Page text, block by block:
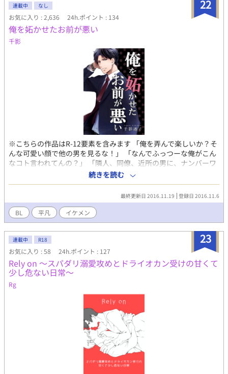
22
連載中 なし
お気に入り : 2,636 24h.ポイント : 134
俺を妬かせたお前が悪い
千影
※こちらの作品はR-12要素を含みます 「俺を弄んで楽しいか？そ
んな可愛い顔で他の男を見るな！」 「なんでふっつーな俺がこん
なコト言われてんの？」 「隣人、同僚、近所の男に、ナンバーワ
ンホスト、不良まで手懐けやがって！ 挙句に俺の家族までがラ
イバルだ？ふざけんな、お前は俺のものだろうが！」 究極の逆ハ
ーがテーマです。※単に言い寄る男の人数が多いだけで！ 主人公
日向は歩けばイケメンに当たり、目が合えば口説かれるという、
平凡なのに何故か男にモテまくるという特異体質の持ち主で！ そ
んなこんなで攻めの登場キャラは、物語が進む事に永遠に増えて
いきます。
続きを読む
最終更新日 2016.11.19 登録日 2016.11.6
BL 平凡 イケメン
23
連載中 R18
お気に入り : 58 24h.ポイント : 127
Rely on 〜スパダリ溺愛攻めとドライオカン受けの甘くて
少し危ない日常〜
Rg